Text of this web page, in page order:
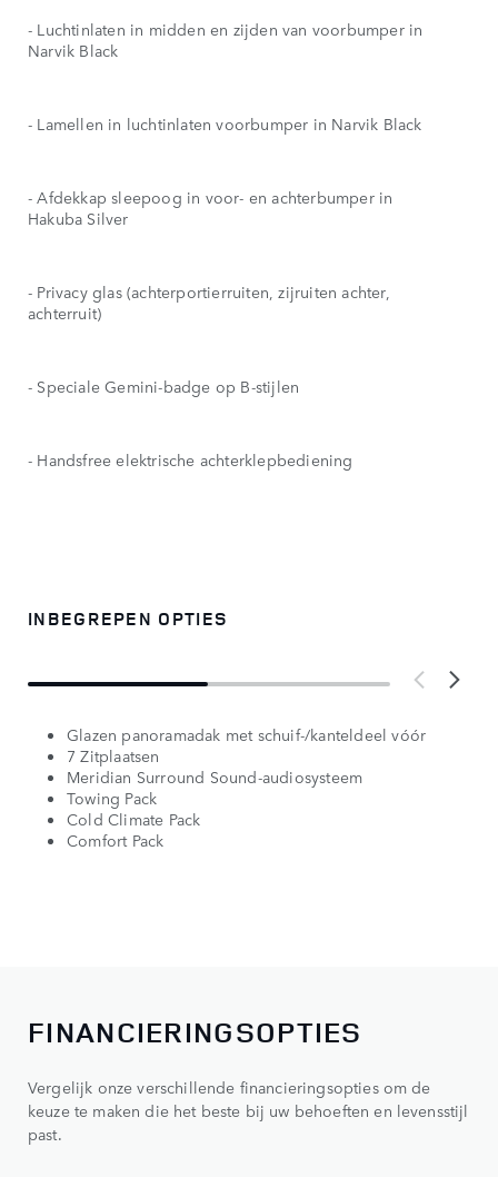
- Luchtinlaten in midden en zijden van voorbumper in
Narvik Black
- Lamellen in luchtinlaten voorbumper in Narvik Black
- Afdekkap sleepoog in voor- en achterbumper in
Hakuba Silver
- Privacy glas (achterportierruiten, zijruiten achter,
achterruit)
- Speciale Gemini-badge op B-stijlen
- Handsfree elektrische achterklepbediening
INBEGREPEN OPTIES
Glazen panoramadak met schuif-/kanteldeel vóór
7 Zitplaatsen
Meridian Surround Sound-audiosysteem
Towing Pack
Cold Climate Pack
Comfort Pack
FINANCIERINGSOPTIES
Vergelijk onze verschillende financieringsopties om de
keuze te maken die het beste bij uw behoeften en levensstijl
past.